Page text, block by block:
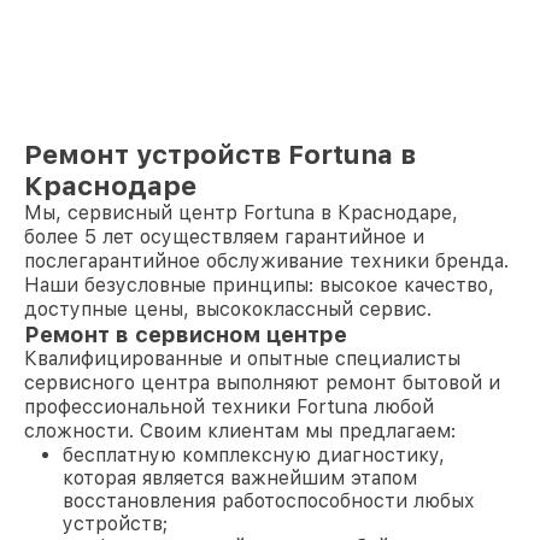
Ремонт устройств Fortuna в
Краснодаре
Мы, сервисный центр Fortuna в Краснодаре,
более 5 лет осуществляем гарантийное и
послегарантийное обслуживание техники бренда.
Наши безусловные принципы: высокое качество,
доступные цены, высококлассный сервис.
Ремонт в сервисном центре
Квалифицированные и опытные специалисты
сервисного центра выполняют ремонт бытовой и
профессиональной техники Fortuna любой
сложности. Своим клиентам мы предлагаем:
бесплатную комплексную диагностику,
которая является важнейшим этапом
восстановления работоспособности любых
устройств;